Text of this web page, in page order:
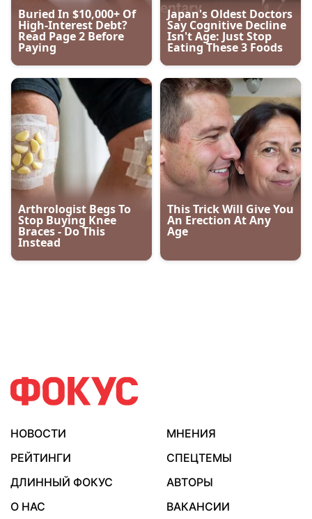
НОВОСТИ
МНЕНИЯ
РЕЙТИНГИ
СПЕЦТЕМЫ
ДЛИННЫЙ ФОКУС
АВТОРЫ
О НАС
ВАКАНСИИ